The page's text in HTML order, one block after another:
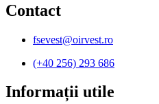
Contact
fsevest@oirvest.ro
(+40 256) 293 686
Informații utile​